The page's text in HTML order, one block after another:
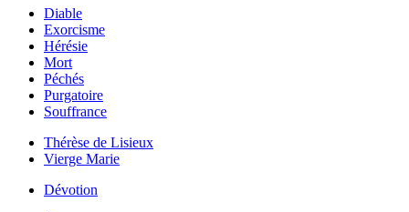
Diable
Exorcisme
Hérésie
Mort
Péchés
Purgatoire
Souffrance
Thérèse de Lisieux
Vierge Marie
Dévotion